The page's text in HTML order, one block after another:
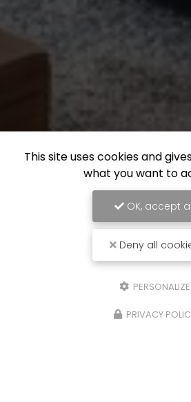
This site uses cookies and
what you want to
OK, accept
Deny all
PERSONALIZE
PRIVACY